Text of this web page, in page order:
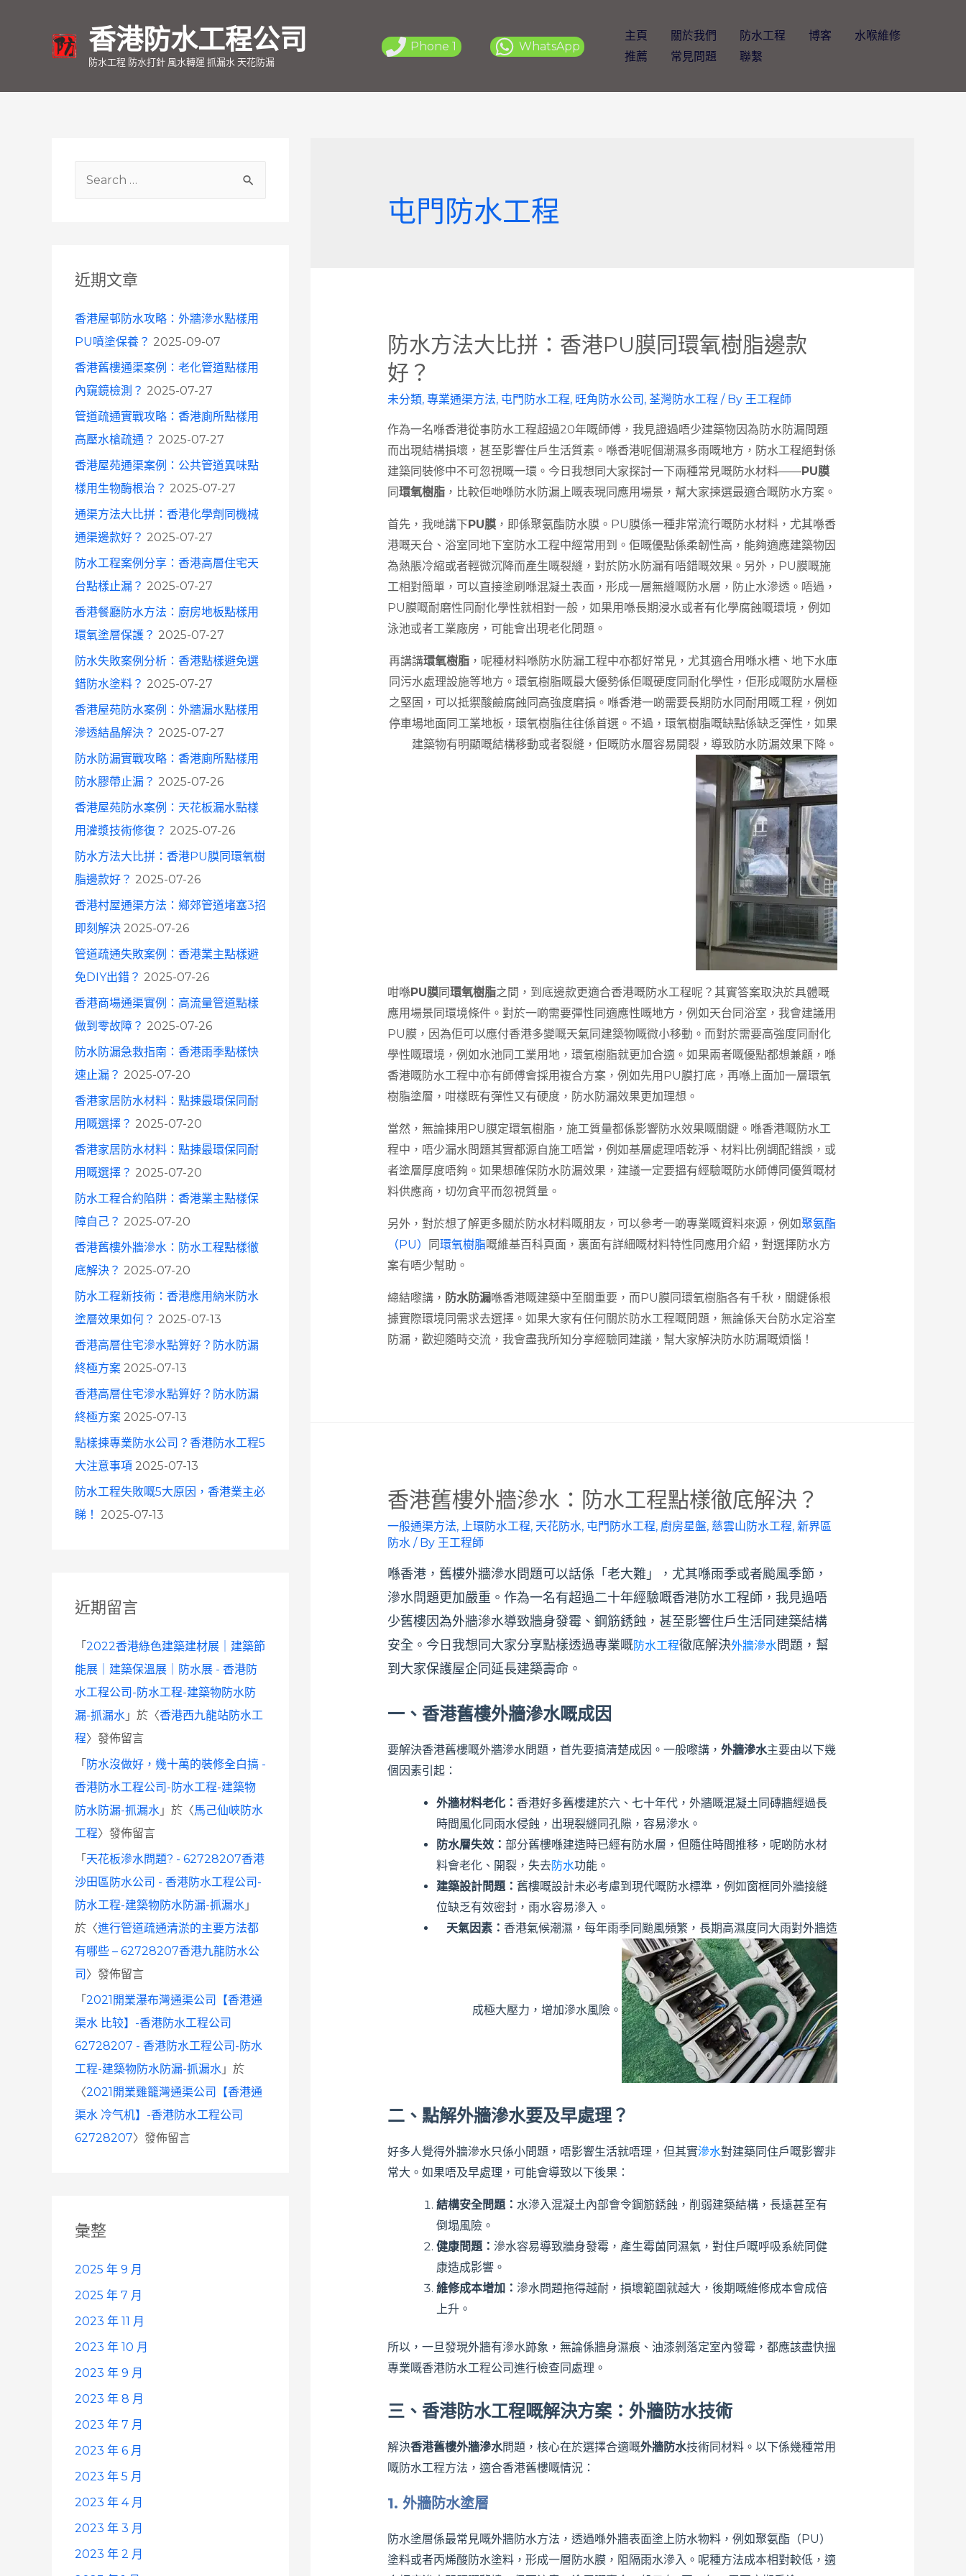
香港防水工程公司
防水工程 防水打針 風水轉運 抓漏水 天花防漏
Phone 1 WhatsApp
主頁 關於我們 防水工程 博客
水喉維修
推薦
常見問題 聯繫
h
近期文章
香港屋邨防水攻略：外牆滲水點樣用
PU噴塗保養？ 2025-09-07
香港舊樓通渠案例：老化管道點樣用
內窺鏡檢測？ 2025-07-27
管道疏通實戰攻略：香港廁所點樣用
高壓水槍疏通？ 2025-07-27
香港屋苑通渠案例：公共管道異味點
樣用生物酶根治？ 2025-07-27
通渠方法大比拼：香港化學劑同機械
通渠邊款好？ 2025-07-27
防水工程案例分享：香港高層住宅天
台點樣止漏？ 2025-07-27
香港餐廳防水方法：廚房地板點樣用
環氧塗層保護？ 2025-07-27
防水失敗案例分析：香港點樣避免選
錯防水塗料？ 2025-07-27
香港屋苑防水案例：外牆漏水點樣用
滲透結晶解決？ 2025-07-27
防水防漏實戰攻略：香港廁所點樣用
防水膠帶止漏？ 2025-07-26
香港屋苑防水案例：天花板漏水點樣
用灌漿技術修復？ 2025-07-26
防水方法大比拼：香港PU膜同環氧樹
脂邊款好？ 2025-07-26
香港村屋通渠方法：鄉郊管道堵塞3招
即刻解決 2025-07-26
管道疏通失敗案例：香港業主點樣避
免DIY出錯？ 2025-07-26
香港商場通渠實例：高流量管道點樣
做到零故障？ 2025-07-26
防水防漏急救指南：香港雨季點樣快
速止漏？ 2025-07-20
香港家居防水材料：點揀最環保同耐
用嘅選擇？ 2025-07-20
香港家居防水材料：點揀最環保同耐
用嘅選擇？ 2025-07-20
防水工程合約陷阱：香港業主點樣保
障自己？ 2025-07-20
香港舊樓外牆滲水：防水工程點樣徹
底解決？ 2025-07-20
防水工程新技術：香港應用納米防水
塗層效果如何？ 2025-07-13
香港高層住宅滲水點算好？防水防漏
終極方案 2025-07-13
香港高層住宅滲水點算好？防水防漏
終極方案 2025-07-13
點樣揀專業防水公司？香港防水工程5
大注意事項 2025-07-13
防水工程失敗嘅5大原因，香港業主必
睇！
2025-07-13
近期留言
「 2022香港綠色建築建材展｜建築節
能展｜建築保溫展｜防水展 - 香港防
水工程公司-防水工程-建築物防水防
漏-抓漏水 」於〈香港西九龍站防水工
程〉發佈留言
「 防水沒做好，幾十萬的裝修全白搞 -
香港防水工程公司-防水工程-建築物
防水防漏-抓漏水 」於〈馬己仙峽防水
工程〉發佈留言
「 天花板滲水問題? - 62728207香港
沙田區防水公司 - 香港防水工程公司-
防水工程-建築物防水防漏-抓漏水 」
於〈進行管道疏通清淤的主要方法都
有哪些 – 62728207香港九龍防水公
司 〉發佈留言
「 2021開業瀑布灣通渠公司【香港通
渠水 比较】-香港防水工程公司
62728207 - 香港防水工程公司-防水
工程-建築物防水防漏-抓漏水 」於
〈2021開業雞籠灣通渠公司【香港通
渠水 冷气机】-香港防水工程公司
62728207〉發佈留言
彙整
2025 年 9 月
2025 年 7 月
2023 年 11 月
2023 年 10 月
2023 年 9 月
2023 年 8 月
2023 年 7 月
2023 年 6 月
2023 年 5 月
2023 年 4 月
2023 年 3 月
2023 年 2 月
屯門防水工程
防水方法大比拼：香港PU膜同環氧樹脂邊款
好？
未分類, 專業通渠方法, 屯門防水工程, 旺角防水公司 , 荃灣防水工程 / By 王工程師
作為一名喺香港從事防水工程超過20年嘅師傅，我見證過唔少建築物因為防水防漏問題
而出現結構損壞，甚至影響住戶生活質素。喺香港呢個潮濕多雨嘅地方，防水工程絕對係
建築同裝修中不可忽視嘅一環。今日我想同大家探討一下兩種常見嘅防水材料——PU膜
同環氧樹脂，比較佢哋喺防水防漏上嘅表現同應用場景，幫大家揀選最適合嘅防水方案。
首先，我哋講下PU膜，即係聚氨酯防水膜。PU膜係一種非常流行嘅防水材料，尤其喺香
港嘅天台、浴室同地下室防水工程中經常用到。佢嘅優點係柔韌性高，能夠適應建築物因
為熱脹冷縮或者輕微沉降而產生嘅裂縫，對於防水防漏有唔錯嘅效果。另外，PU膜嘅施
工相對簡單，可以直接塗刷喺混凝土表面，形成一層無縫嘅防水層，防止水滲透。唔過，
PU膜嘅耐磨性同耐化學性就相對一般，如果用喺長期浸水或者有化學腐蝕嘅環境，例如
泳池或者工業廠房，可能會出現老化問題。
再講講環氧樹脂 ，呢種材料喺防水防漏工程中亦都好常見，尤其適合用喺水槽、地下水庫
同污水處理設施等地方。環氧樹脂嘅最大優勢係佢嘅硬度同耐化學性，佢形成嘅防水層極
之堅固，可以抵禦酸鹼腐蝕同高強度磨損。喺香港一啲需要長期防水同耐用嘅工程，例如
停車場地面同工業地板，環氧樹脂往往係首選。不過，環氧樹脂嘅缺點係缺乏彈性，如果
建築物有明顯嘅結構移動或者裂縫，佢嘅防水層容易開裂，導致防水防漏效果下降。
咁喺PU膜同環氧樹脂之間，到底邊款更適合香港嘅防水工程呢？其實答案取決於具體嘅
應用場景同環境條件。對於一啲需要彈性同適應性嘅地方，例如天台同浴室，我會建議用
PU膜，因為佢可以應付香港多變嘅天氣同建築物嘅微小移動。而對於需要高強度同耐化
學性嘅環境，例如水池同工業用地，環氧樹脂就更加合適。如果兩者嘅優點都想兼顧，喺
香港嘅防水工程中亦有師傅會採用複合方案，例如先用PU膜打底，再喺上面加一層環氧
樹脂塗層，咁樣既有彈性又有硬度，防水防漏效果更加理想。
當然，無論揀用PU膜定環氧樹脂，施工質量都係影響防水效果嘅關鍵。喺香港嘅防水工
程中，唔少漏水問題其實都源自施工唔當，例如基層處理唔乾淨、材料比例調配錯誤，或
者塗層厚度唔夠。如果想確保防水防漏效果，建議一定要搵有經驗嘅防水師傅同優質嘅材
料供應商，切勿貪平而忽視質量。
另外，對於想了解更多關於防水材料嘅朋友，可以參考一啲專業嘅資料來源，例如聚氨酯
（PU）
同環氧樹脂嘅維基百科頁面，裏面有詳細嘅材料特性同應用介紹，對選擇防水方
案有唔少幫助。
總結嚟講， 防水防漏喺香港嘅建築中至關重要，而PU膜同環氧樹脂各有千秋，關鍵係根
據實際環境同需求去選擇。如果大家有任何關於防水工程嘅問題，無論係天台防水定浴室
防漏，歡迎隨時交流，我會盡我所知分享經驗同建議，幫大家解決防水防漏嘅煩惱！
香港舊樓外牆滲水：防水工程點樣徹底解決？
一般通渠方法, 上環防水工程, 天花防水, 屯門防水工程, 廚房星盤, 慈雲山防水工程, 新界區
防水 / By 王工程師
喺香港，舊樓外牆滲水問題可以話係「老大難」，尤其喺雨季或者颱風季節，
滲水問題更加嚴重。作為一名有超過二十年經驗嘅香港防水工程師，我見過唔
少舊樓因為外牆滲水導致牆身發霉、鋼筋銹蝕，甚至影響住戶生活同建築結構
安全。今日我想同大家分享點樣透過專業嘅防水工程徹底解決外牆滲水問題，幫
到大家保護屋企同延長建築壽命。
一、香港舊樓外牆滲水嘅成因
要解決香港舊樓嘅外牆滲水問題，首先要搞清楚成因。一般嚟講， 外牆滲水主要由以下幾
個因素引起：
外牆材料老化： 香港好多舊樓建於六、七十年代，外牆嘅混凝土同磚牆經過長
時間風化同雨水侵蝕，出現裂縫同孔隙，容易滲水。
防水層失效： 部分舊樓喺建造時已經有防水層，但隨住時間推移，呢啲防水材
料會老化、開裂，失去防水功能。
建築設計問題： 舊樓嘅設計未必考慮到現代嘅防水標準，例如窗框同外牆接縫
位缺乏有效密封，雨水容易滲入。
天氣因素：香港氣候潮濕，每年雨季同颱風頻繁，長期高濕度同大雨對外牆造
成極大壓力，增加滲水風險。
二、點解外牆滲水要及早處理？
好多人覺得外牆滲水只係小問題，唔影響生活就唔理，但其實滲水對建築同住戶嘅影響非
常大。如果唔及早處理，可能會導致以下後果：
結構安全問題： 水滲入混凝土內部會令鋼筋銹蝕，削弱建築結構，長遠甚至有
倒塌風險。
健康問題： 滲水容易導致牆身發霉，產生霉菌同濕氣，對住戶嘅呼吸系統同健
康造成影響。
維修成本增加： 滲水問題拖得越耐，損壞範圍就越大，後期嘅維修成本會成倍
上升。
所以，一旦發現外牆有滲水跡象，無論係牆身濕痕、油漆剝落定室內發霉，都應該盡快搵
專業嘅香港防水工程公司進行檢查同處理。
三、香港防水工程嘅解決方案：外牆防水技術
解決香港舊樓外牆滲水問題，核心在於選擇合適嘅外牆防水技術同材料。以下係幾種常用
嘅防水工程方法，適合香港舊樓嘅情況：
1. 外牆防水塗層
防水塗層係最常見嘅外牆防水方法，透過喺外牆表面塗上防水物料，例如聚氨酯（PU）
塗料或者丙烯酸防水塗料，形成一層防水膜，阻隔雨水滲入。呢種方法成本相對較低，適